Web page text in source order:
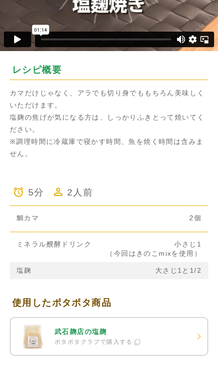
レシピ概要
カマだけじゃなく、アラでも切り身でももちろん美味しく
いただけます。
塩麹の焦げが気になる方は、しっかりふきとって焼いてく
ださい。
※調理時間に冷蔵庫で寝かす時間、魚を焼く時間は含みま
せん。
5分 2人前
鯛カマ 2個
ミネラル醗酵ドリンク
小さじ1
（今回はきのこmixを使用）
塩麹 大さじ1と1/2
使用したポタポタ商品
武石麹店の塩麹
ポタポタクラブで購入する